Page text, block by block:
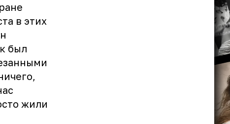
в этих
был
жили